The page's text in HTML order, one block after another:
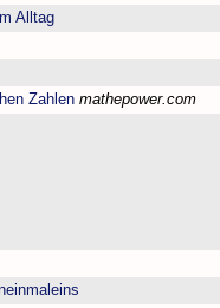
Alltag
Zahlen mathepower.com